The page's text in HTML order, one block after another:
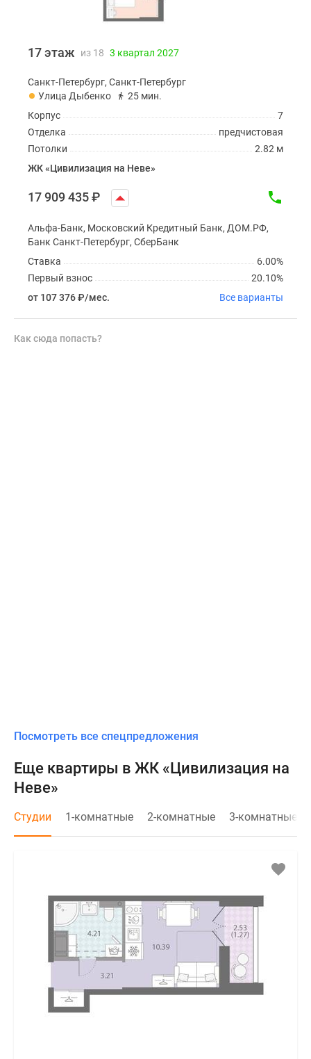
17 этаж из 18 3 квартал 2027
Санкт-Петербург, Санкт-Петербург
Улица Дыбенко
25 мин.
7
Корпус
предчистовая
Отделка
2.82 м
Потолки
ЖК «Цивилизация на Неве»
17 909 435₽
Альфа-Банк, Московский Кредитный Банк, ДОМ.РФ,
Банк Санкт-Петербург, СберБанк
6.00%
Ставка
20.10%
Первый взнос
от 107 376₽/мес. Все варианты
Как сюда попасть?
Посмотреть все спецпредложения
Еще квартиры в ЖК «Цивилизация на
Неве»
Студии 1-комнатные 2-комнатные 3-комнатные